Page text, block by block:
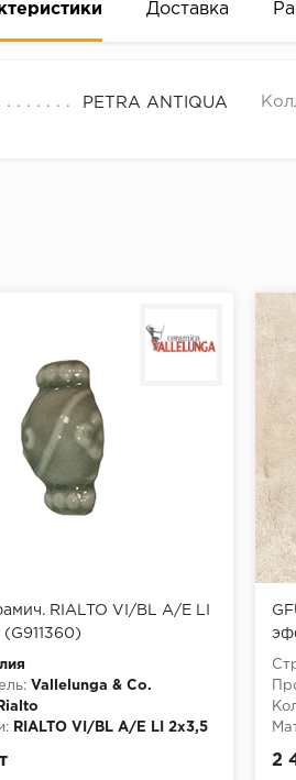
Доставка
PETRA ANTIQUA
деньгами
на встрече с
предоставления рассрочки
RIALTO VI/BL A/E LI
(G911360)
Vallelunga & Co.
Rialto
RIALTO VI/BL A/E LI 2x3,5
м
2